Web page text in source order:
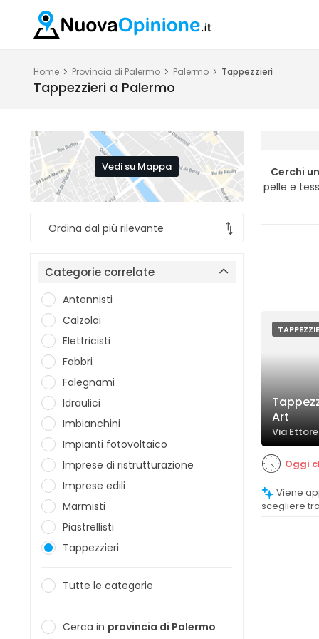
Home Provincia di Palermo Palermo Tappezzieri
Tappezzieri a Palermo
Vedi su Mappa
Categorie correlate
Antennisti
Calzolai
Elettricisti
Fabbri
Falegnami
Idraulici
Imbianchini
Impianti fotovoltaico
Imprese di ristrutturazione
Imprese edili
Marmisti
Piastrellisti
Tappezzieri
Tutte le categorie
Cerca in provincia di Palermo
Cerchi
pelle e
Art
Via
Oggi
scegliere